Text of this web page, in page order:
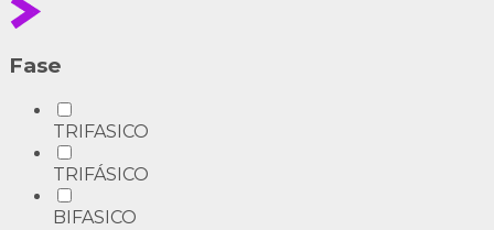
Fase
TRIFASICO
TRIFÁSICO
BIFASICO